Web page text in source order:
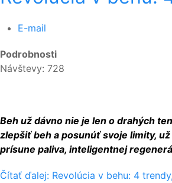
E-mail
Podrobnosti
Návštevy: 728
Beh už dávno nie je len o drahých
zlepšiť beh a posunúť svoje limity,
prísune paliva, inteligentnej
Čítať ďalej: Revolúcia v behu: 4